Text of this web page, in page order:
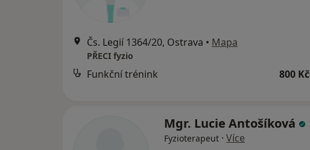
Čs. Legií 1364/20, Ostrava • Mapa
PŘECI fyzio
Funkční trénink 800 Kč
Mgr. Lucie Antošíková
Fyzioterapeut · Více